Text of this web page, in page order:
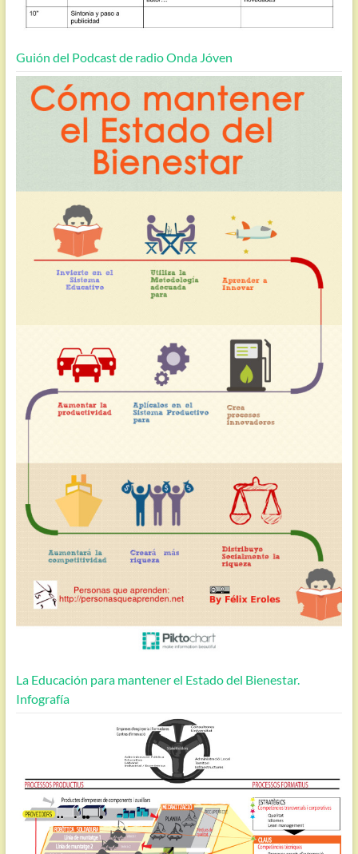
Guión del Podcast de radio Onda Jóven
La Educación para mantener el Estado del Bienestar.
Infografía